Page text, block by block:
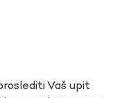
Vaš upit